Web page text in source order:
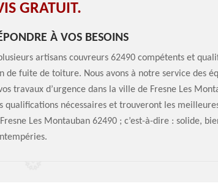
GRATUIT.
À VOS BESOINS
artisans couvreurs 62490 compétents et
de fuite de toiture. Nous avons à notre service des
travaux d’urgence dans la ville de Fresne Les
qualifications nécessaires et trouveront les
Les Montauban 62490 ; c’est-à-dire : solide,